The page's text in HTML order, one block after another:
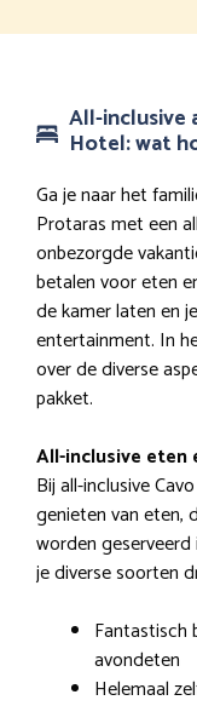
All-inclusive
Hotel: wat
Ga je naar het
Protaras met een
onbezorgde
betalen voor eten
de kamer laten en
entertainment. In
over de diverse
pakket.
All-inclusive eten
Bij all-inclusive
genieten van eten,
worden
je diverse soorten
Fantastisch
avondeten
Helemaal